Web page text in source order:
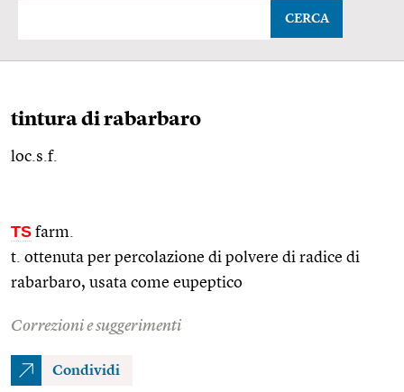
CERCA
tintura di rabarbaro
loc.s.f.
TS farm.
t. ottenuta per percolazione di polvere di radice di
rabarbaro, usata come eupeptico
Correzioni e suggerimenti
Condividi